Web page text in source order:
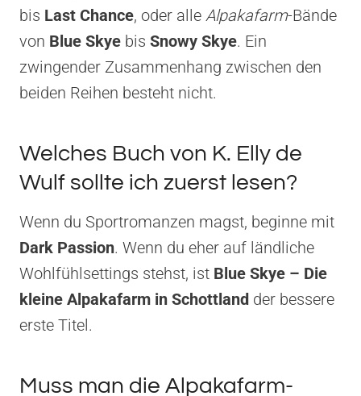
bis Last Chance, oder alle Alpakafarm-Bände
von Blue Skye bis Snowy Skye. Ein
zwingender Zusammenhang zwischen den
beiden Reihen besteht nicht.
Welches Buch von K. Elly de
Wulf sollte ich zuerst lesen?
Wenn du Sportromanzen magst, beginne mit
Dark Passion. Wenn du eher auf ländliche
Wohlfühlsettings stehst, ist Blue Skye – Die
kleine Alpakafarm in Schottland der bessere
erste Titel.
Muss man die Alpakafarm-